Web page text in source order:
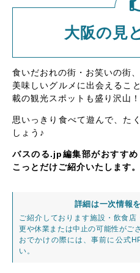
大阪の見
食いだおれの街・お笑いの街、
美味しいグルメに出会えるこ
載の観光スポットも盛り沢山！
思いっきり食べて遊んで、た
しょう♪
バスのる.jp編集部がおすす
こっとだけご紹介いたします。
詳細は一次情報
ご紹介しております施設・飲食
更や休業または中止の可能性がご
おでかけの際には、事前に公式
い。